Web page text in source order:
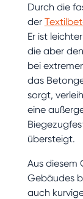
Durch die
der
Er ist
die aber
bei
das
sorgt,
eine
übersteigt.
Aus diesem
Gebäudes
auch